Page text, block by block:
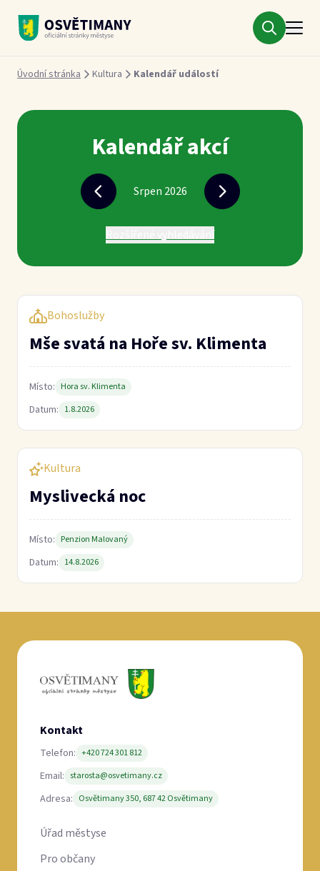
Drobečková navigace
Úvodní stránka Kultura Kalendář událostí
Kalendář akcí
Srpen 2026
Bohoslužby
Mše svatá na Hoře sv. Klimenta
Místo: Hora sv. Klimenta
Datum: 1.8.2026
Kultura
Myslivecká noc
Místo: Penzion Malovaný
Datum: 14.8.2026
Kontakt
Telefon: +420 724 301 812
Email: starosta@osvetimany.cz
Adresa: Osvětimany 350, 687 42 Osvětimany
Úřad městyse
Pro občany